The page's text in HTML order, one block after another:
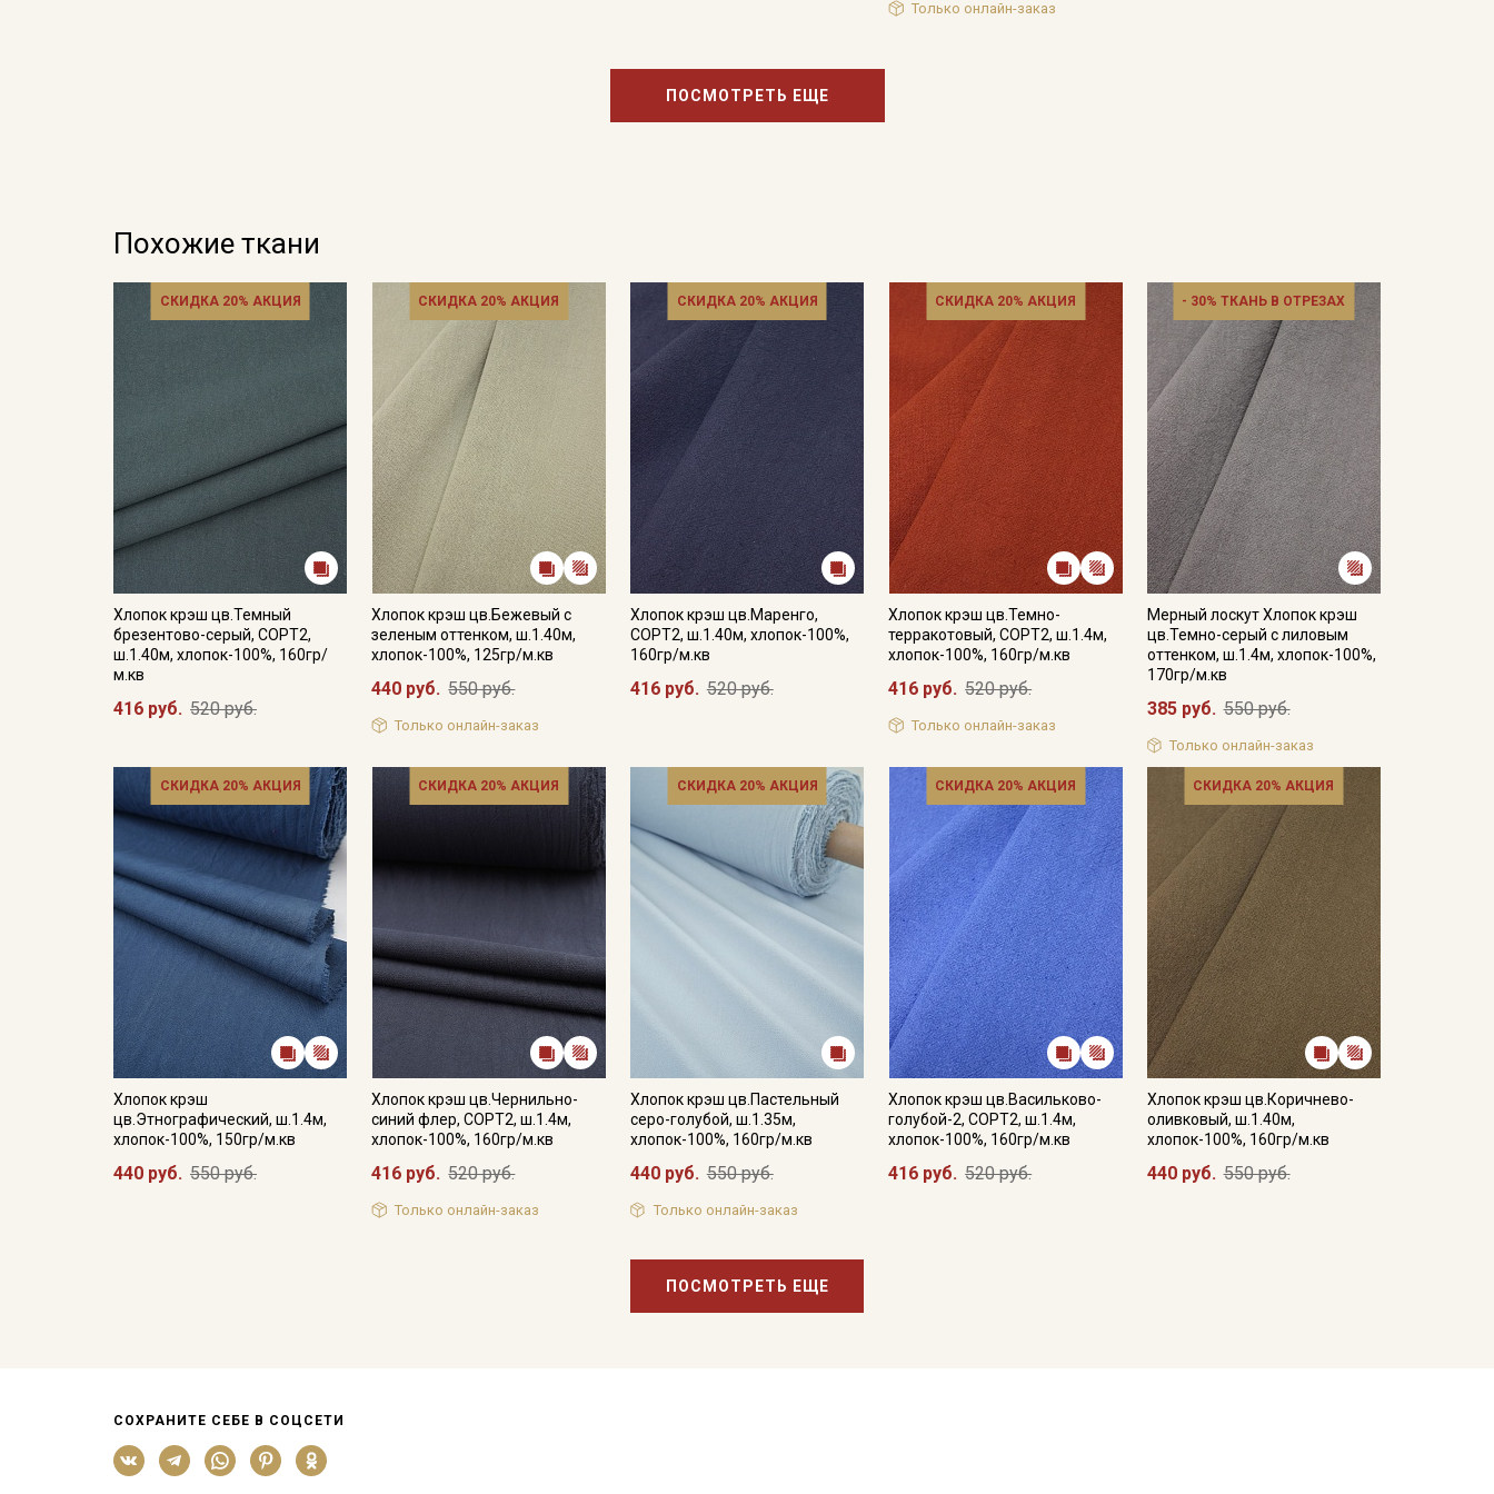
Только онлайн-заказ
ПОСМОТРЕТЬ ЕЩЕ
Похожие ткани
СКИДКА 20% АКЦИЯ
Хлопок крэш цв.Темный
брезентово-серый, СОРТ2,
ш.1.40м, хлопок-100%, 160гр/
м.кв
416 руб. 520 руб.
СКИДКА 20% АКЦИЯ
Хлопок крэш цв.Бежевый с
зеленым оттенком, ш.1.40м,
хлопок-100%, 125гр/м.кв
440 руб. 550 руб.
Только онлайн-заказ
СКИДКА 20% АКЦИЯ
Хлопок крэш цв.Маренго,
СОРТ2, ш.1.40м, хлопок-100%,
160гр/м.кв
416 руб. 520 руб.
СКИДКА 20% АКЦИЯ
Хлопок крэш цв.Темно-
терракотовый, СОРТ2, ш.1.4м,
хлопок-100%, 160гр/м.кв
416 руб. 520 руб.
Только онлайн-заказ
- 30% ТКАНЬ В ОТРЕЗАХ
Мерный лоскут Хлопок крэш
цв.Темно-серый с лиловым
оттенком, ш.1.4м, хлопок-100%,
170гр/м.кв
385 руб. 550 руб.
Только онлайн-заказ
СКИДКА 20% АКЦИЯ
Хлопок крэш
цв.Этнографический, ш.1.4м,
хлопок-100%, 150гр/м.кв
440 руб. 550 руб.
СКИДКА 20% АКЦИЯ
Хлопок крэш цв.Чернильно-
синий флер, СОРТ2, ш.1.4м,
хлопок-100%, 160гр/м.кв
416 руб. 520 руб.
Только онлайн-заказ
СКИДКА 20% АКЦИЯ
Хлопок крэш цв.Пастельный
серо-голубой, ш.1.35м,
хлопок-100%, 160гр/м.кв
440 руб. 550 руб.
Только онлайн-заказ
СКИДКА 20% АКЦИЯ
Хлопок крэш цв.Васильково-
голубой-2, СОРТ2, ш.1.4м,
хлопок-100%, 160гр/м.кв
416 руб. 520 руб.
СКИДКА 20% АКЦИЯ
Хлопок крэш цв.Коричнево-
оливковый, ш.1.40м,
хлопок-100%, 160гр/м.кв
440 руб. 550 руб.
ПОСМОТРЕТЬ ЕЩЕ
СОХРАНИТЕ СЕБЕ В СОЦСЕТИ